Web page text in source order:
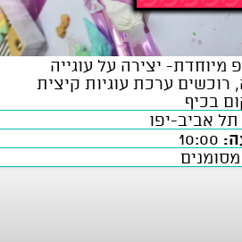
מיוחדת- יצירה על עוגייה
ערכת עוגיות קיצית
בכיף
אביב-יפו